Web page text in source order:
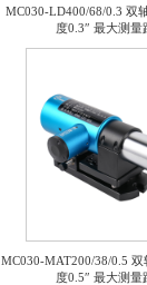
MC030-LD400/68/0.3 双
度0.3″ 最大测量
MC030-MAT200/38/0.5
度0.5″ 最大测量